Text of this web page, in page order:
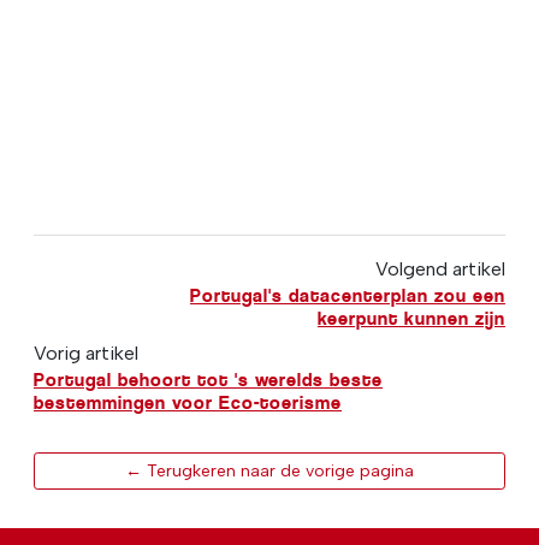
Volgend artikel
Portugal's datacenterplan zou een
keerpunt kunnen zijn
Vorig artikel
Portugal behoort tot 's werelds beste
bestemmingen voor Eco-toerisme
← Terugkeren naar de vorige pagina